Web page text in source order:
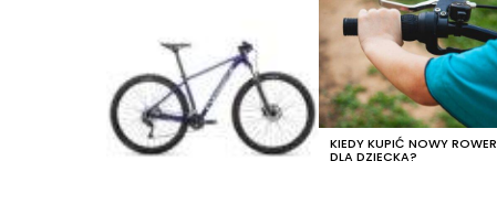
KIEDY KUPIĆ NOWY ROWER
DLA DZIECKA?